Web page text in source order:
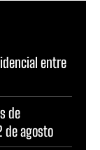
entre
de
de agosto